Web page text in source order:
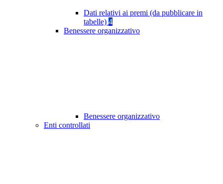
Dati relativi ai premi (da pubblicare in
tabelle) 4
Benessere organizzativo
Benessere organizzativo
Enti controllati